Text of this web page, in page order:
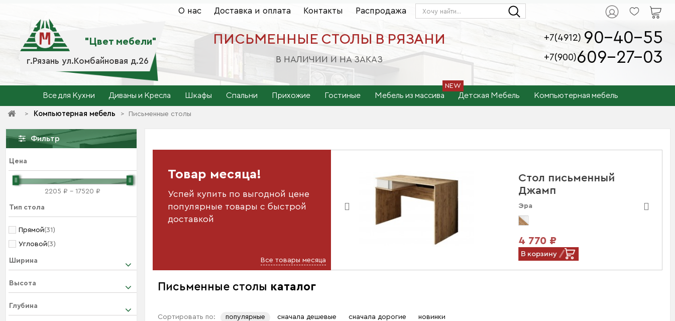
г.Рязань ул.Комбайновая д.26
"Цвет мебели"
О нас Доставка и оплата Контакты Распродажа
ПИСЬМЕННЫЕ СТОЛЫ В РЯЗАНИ
В НАЛИЧИИ И НА ЗАКАЗ
+7(4912) 90-40-55
+7(900)609-27-03
Все для Кухни Диваны и Кресла Шкафы Спальни Прихожие Гостиные Мебель из массива Детская Мебель Компьютерная мебель
> Компьютерная мебель > Письменные столы
Фильтр
Цена
2205 ₽ - 17520 ₽
Тип стола
Прямой(31)
Угловой(3)
Ширина
Высота
Глубина
Товар месяца!
Успей купить по выгодной цене
популярные товары с быстрой
доставкой
Все товары месяца
Стол письменный с
ящиками...
Линаура
Стол письменный
Джамп
Эра
4 770 ₽
В корзину
Письменные столы каталог
Сортировать по: популярные сначала дешевые сначала дорогие новинки